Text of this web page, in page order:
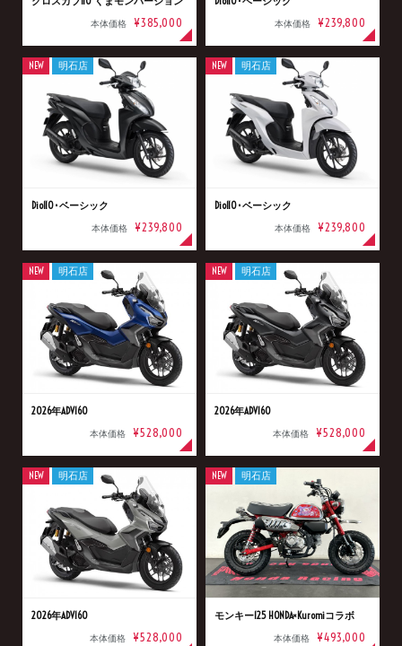
本体価格 ¥385,000 本体価格 ¥239,800
Dio110･ベーシック
本体価格 ¥239,800
NEW 明石店
Dio110･ベーシック
本体価格 ¥239,800
NEW 明石店
2026年ADV160
本体価格 ¥528,000
NEW 明石店
2026年ADV160
本体価格 ¥528,000
NEW 明石店
2026年ADV160
本体価格 ¥528,000
NEW 明石店
モンキー125 HONDA×Kuromiコラボ
本体価格 ¥493,000
NEW 明石店